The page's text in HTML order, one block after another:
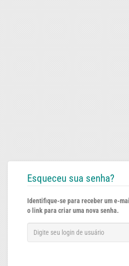
Esqueceu sua senha?
Identifique-se para receber um e-
o link para criar uma nova senha.